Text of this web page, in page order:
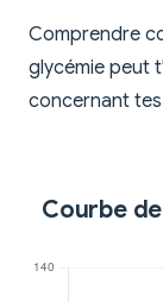
Comprendre
glycémie peut
concernant
Courbe